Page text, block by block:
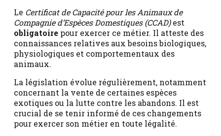
Le Certificat de Capacité pour les Animaux de
Compagnie d’Espèces Domestiques (CCAD)est
obligatoire pour exercer ce métier. Il atteste des
connaissances relatives aux besoins biologiques,
physiologiques et comportementaux des
animaux.
La législation évolue régulièrement, notamment
concernant la vente de certaines espèces
exotiques ou la lutte contre les abandons. Il est
crucial de se tenir informé de ces changements
pour exercer son métier en toute légalité.